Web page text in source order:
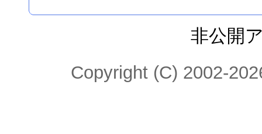
非公開
Copyright (C) 2002-